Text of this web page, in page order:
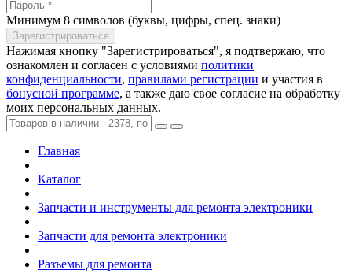
Минимум 8 символов (буквы, цифры, спец. знаки)
Нажимая кнопку "Зарегистрироваться", я подтвержаю, что
ознакомлен и согласен с условиями политики
конфиденциальности, правилами регистрации и участия в
бонусной программе, а также даю свое согласие на обработку
моих персональных данных.
Главная
Каталог
Запчасти и инструменты для ремонта электроники
Запчасти для ремонта электроники
Разъемы для ремонта